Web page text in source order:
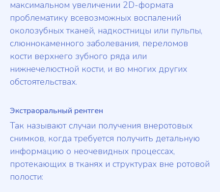
максимальном увеличении 2D-формата
проблематику всевозможных воспалений
околозубных тканей, надкостницы или пульпы,
слюннокаменного заболевания, переломов
кости верхнего зубного ряда или
нижнечелюстной кости, и во многих других
обстоятельствах.
Экстраоральный рентген
Так называют случаи получения внеротовых
снимков, когда требуется получить детальную
информацию о неочевидных процессах,
протекающих в тканях и структурах вне ротовой
полости: